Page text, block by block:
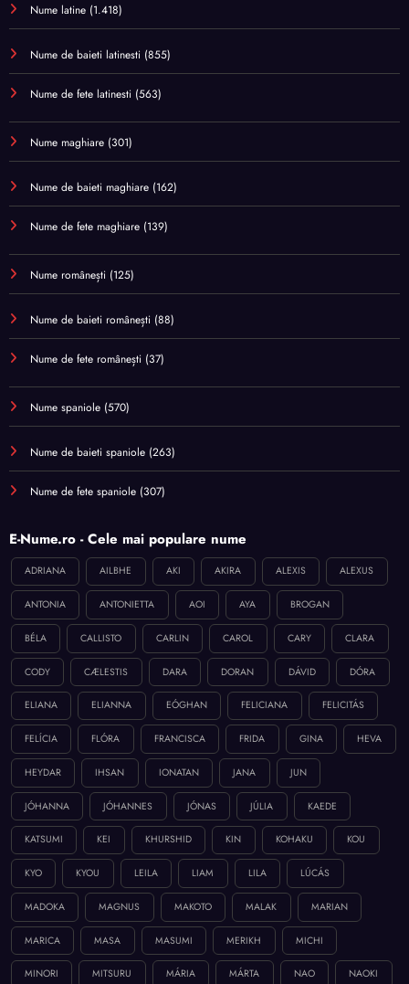
Nume latine (1.418)
Nume de baieti latinesti (855)
Nume de fete latinesti (563)
Nume maghiare (301)
Nume de baieti maghiare (162)
Nume de fete maghiare (139)
Nume românești (125)
Nume de baieti românești (88)
Nume de fete românești (37)
Nume spaniole (570)
Nume de baieti spaniole (263)
Nume de fete spaniole (307)
E-Nume.ro - Cele mai populare nume
ADRIANA AILBHE AKI AKIRA ALEXIS ALEXUS
ANTONIA ANTONIETTA AOI AYA BROGAN
BÉLA CALLISTO CARLIN CAROL CARY CLARA
CODY CÆLESTIS DARA DORAN DÁVID DÓRA
ELIANA ELIANNA EÓGHAN FELICIANA FELICITÁS
FELÍCIA FLÓRA FRANCISCA FRIDA GINA HEVA
HEYDAR IHSAN IONATAN JANA JUN
JÓHANNA JÓHANNES JÓNAS JÚLIA KAEDE
KATSUMI KEI KHURSHID KIN KOHAKU KOU
KYO KYOU LEILA LIAM LILA LÚCÁS
MADOKA MAGNUS MAKOTO MALAK MARIAN
MARICA MASA MASUMI MERIKH MICHI
MINORI MITSURU MÁRIA MÁRTA NAO NAOKI